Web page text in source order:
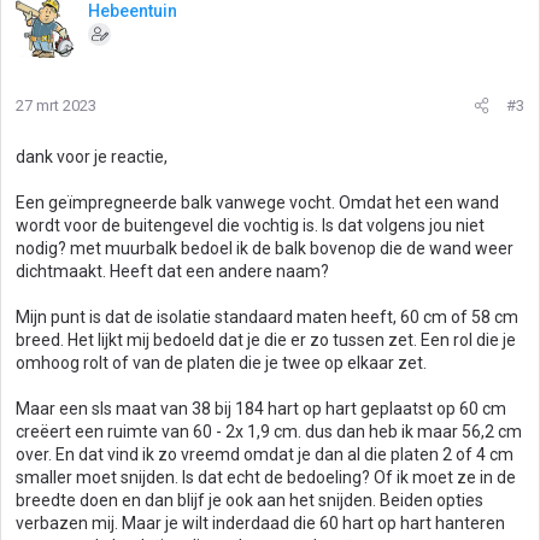
Hebeentuin
27 mrt 2023 #3
dank voor je reactie,
Een geïmpregneerde balk vanwege vocht. Omdat het een wand
wordt voor de buitengevel die vochtig is. Is dat volgens jou niet
nodig? met muurbalk bedoel ik de balk bovenop die de wand weer
dichtmaakt. Heeft dat een andere naam?
Mijn punt is dat de isolatie standaard maten heeft, 60 cm of 58 cm
breed. Het lijkt mij bedoeld dat je die er zo tussen zet. Een rol die je
omhoog rolt of van de platen die je twee op elkaar zet.
Maar een sls maat van 38 bij 184 hart op hart geplaatst op 60 cm
creëert een ruimte van 60 - 2x 1,9 cm. dus dan heb ik maar 56,2 cm
over. En dat vind ik zo vreemd omdat je dan al die platen 2 of 4 cm
smaller moet snijden. Is dat echt de bedoeling? Of ik moet ze in de
breedte doen en dan blijf je ook aan het snijden. Beiden opties
verbazen mij. Maar je wilt inderdaad die 60 hart op hart hanteren